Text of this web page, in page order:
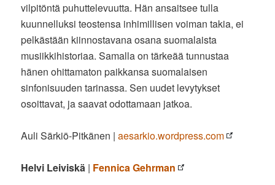
vilpitöntä puhuttelevuutta. Hän ansaitsee tulla
kuunnelluksi teostensa inhimillisen voiman takia, ei
pelkästään kiinnostavana osana suomalaista
musiikkihistoriaa. Samalla on tärkeää tunnustaa
hänen ohittamaton paikkansa suomalaisen
sinfonisuuden tarinassa. Sen uudet levytykset
osoittavat, ja saavat odottamaan jatkoa.
Auli Särkiö-Pitkänen |aesarkio.wordpress.com
Helvi Leiviskä | Fennica Gehrman